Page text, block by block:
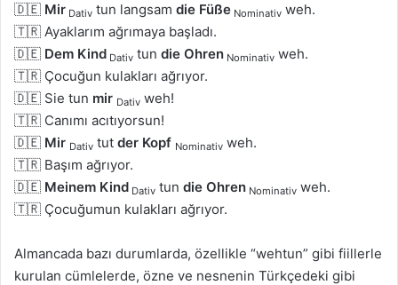
🇩🇪 Mir Dativ tun langsam die Füße Nominativ weh.
🇹🇷 Ayaklarım ağrımaya başladı.
🇩🇪 Dem Kind Dativ tun die Ohren Nominativ weh.
🇹🇷 Çocuğun kulakları ağrıyor.
🇩🇪 Sie tun mir Dativ weh!
🇹🇷 Canımı acıtıyorsun!
🇩🇪 Mir Dativ tut der Kopf Nominativ weh.
🇹🇷 Başım ağrıyor.
🇩🇪 Meinem Kind Dativ tun die Ohren Nominativ weh.
🇹🇷 Çocuğumun kulakları ağrıyor.
Almancada bazı durumlarda, özellikle “wehtun” gibi fiillerle
kurulan cümlelerde, özne ve nesnenin Türkçedeki gibi